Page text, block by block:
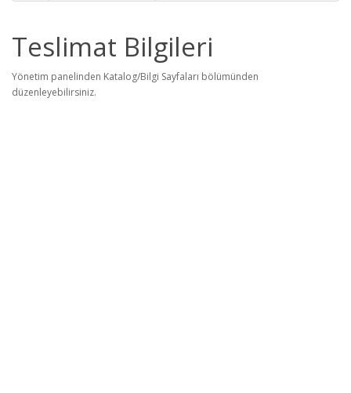
Teslimat Bilgileri
Yönetim panelinden Katalog/Bilgi Sayfaları bölümünden
düzenleyebilirsiniz.